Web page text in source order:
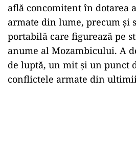
află concomitent în dotarea
armate din lume, precum şi
portabilă care figurează pe
anume al Mozambicului. A
de luptă, un mit şi un punct
conflictele armate din